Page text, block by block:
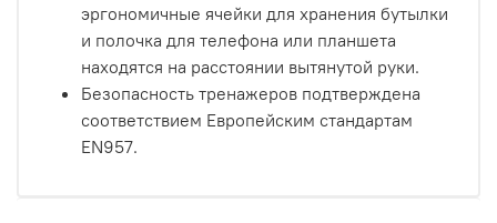
эргономичные ячейки для хранения бутылки
и полочка для телефона или планшета
находятся на расстоянии вытянутой руки.
Безопасность тренажеров подтверждена
соответствием Европейским стандартам
EN957.